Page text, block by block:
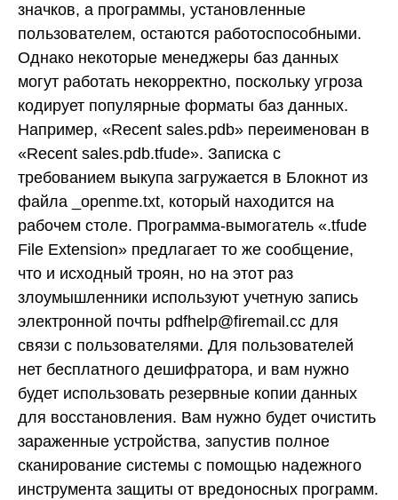
значков, а программы, установленные
пользователем, остаются работоспособными.
Однако некоторые менеджеры баз данных
могут работать некорректно, поскольку угроза
кодирует популярные форматы баз данных.
Например, «Recent sales.pdb» переименован в
«Recent sales.pdb.tfude». Записка с
требованием выкупа загружается в Блокнот из
файла _openme.txt, который находится на
рабочем столе. Программа-вымогатель «.tfude
File Extension» предлагает то же сообщение,
что и исходный троян, но на этот раз
злоумышленники используют учетную запись
электронной почты pdfhelp@firemail.cc для
связи с пользователями. Для пользователей
нет бесплатного дешифратора, и вам нужно
будет использовать резервные копии данных
для восстановления. Вам нужно будет очистить
зараженные устройства, запустив полное
сканирование системы с помощью надежного
инструмента защиты от вредоносных программ.